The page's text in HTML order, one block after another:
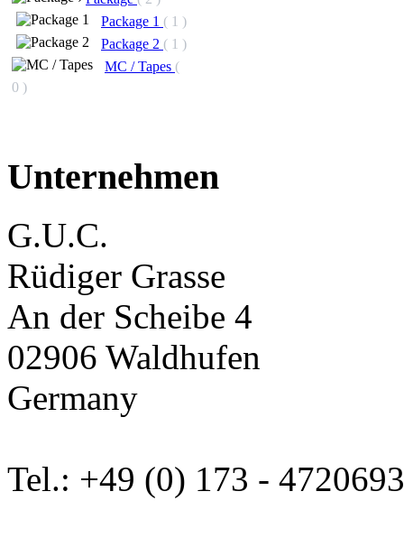
Package 1 ( 1 )
Package 2 ( 1 )
MC / Tapes (
0 )
Unternehmen
G.U.C.
Rüdiger Grasse
An der Scheibe 4
02906 Waldhufen
Germany
Tel.: +49 (0) 173 - 4720693